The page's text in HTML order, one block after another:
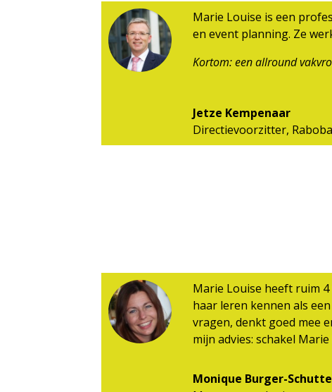
Marie Louise is een
en event planning. Ze
Kortom: een allround
Jetze Kempenaar
Directievoorzitter,
Marie Louise heeft ruim
haar leren kennen als
vragen, denkt goed mee
mijn advies: schakel
Monique Burger-Schutte